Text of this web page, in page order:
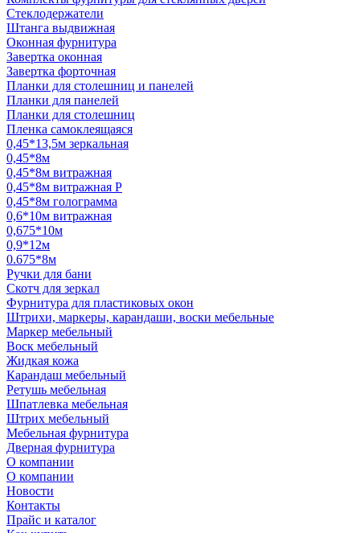
Стеклодержатели
Штанга выдвижная
Оконная фурнитура
Завертка оконная
Завертка форточная
Планки для столешниц и панелей
Планки для панелей
Планки для столешниц
Пленка самоклеящаяся
0,45*13,5м зеркальная
0,45*8м
0,45*8м витражная
0,45*8м витражная Р
0,45*8м голограмма
0,6*10м витражная
0,675*10м
0,9*12м
0.675*8м
Ручки для бани
Скотч для зеркал
Фурнитура для пластиковых окон
Штрихи, маркеры, карандаши, воски мебельные
Маркер мебельный
Воск мебельный
Жидкая кожа
Карандаш мебельный
Ретушь мебельная
Шпатлевка мебельная
Штрих мебельный
Мебельная фурнитура
Дверная фурнитура
О компании
О компании
Новости
Контакты
Прайс и каталог